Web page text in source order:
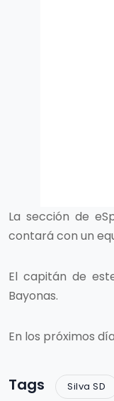
La sección de
contará con un
El capitán de
Bayonas.
En los próximos
Tags Silva SD